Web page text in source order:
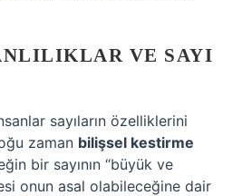
VE SAYI
sayıların özelliklerini
zaman bilişsel kestirme
bir sayının “büyük ve
onun asal olabileceğine dair